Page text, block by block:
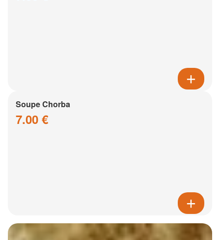
Soupe Chorba
7.00 €